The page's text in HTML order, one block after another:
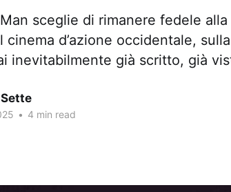
sceglie di rimanere fedele
cinema d’azione occidentale,
inevitabilmente già scritto, già
• 4 min read